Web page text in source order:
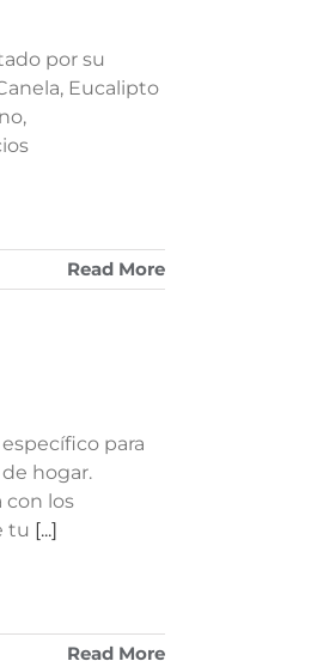
por su
Eucalipto
Read More
para
hogar.
con los
tu [...]
Read More